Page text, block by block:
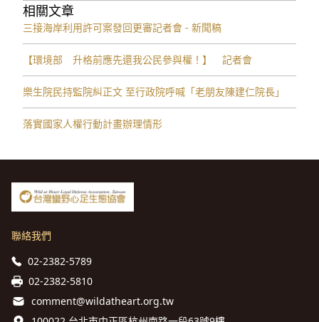
相關文章
三接海岸利用許可案發回更審記者會 - 新聞稿
【環境部 升格前應先還我公民參與權！】 記者會
樂生院民持監院糾正文 至行政院呼喊「老朋友陳建仁院長」
落實國家人權行動計畫辦理情形
聯絡我們
02-2382-5789
02-2382-5810
comment@wildatheart.org.tw